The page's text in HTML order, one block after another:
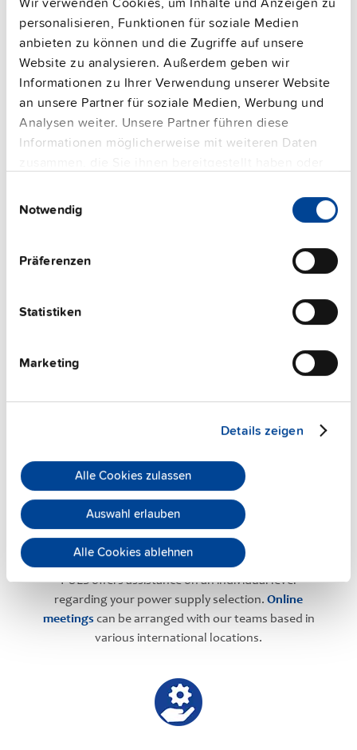
Wir verwenden Cookies, um Inhalte und Anzeigen zu
personalisieren, Funktionen für soziale Medien
anbieten zu können und die Zugriffe auf unsere
Website zu analysieren. Außerdem geben wir
Informationen zu Ihrer Verwendung unserer Website
an unsere Partner für soziale Medien, Werbung und
Analysen weiter. Unsere Partner führen diese
Informationen möglicherweise mit weiteren Daten
gesammelt haben.
Notwendig
Präferenzen
Statistiken
Marketing
Details zeigen
Alle Cookies zulassen
Auswahl erlauben
Alle Cookies ablehnen
PISA-B-812-B1
User-friendly Assistance
PULS offers assistance on an individual level
regarding your power supply selection. Online
meetings can be arranged with our teams based in
various international locations.